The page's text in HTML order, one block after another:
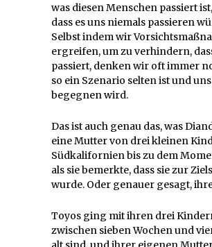
was diesen Menschen passiert
dass es uns niemals passieren
Selbst indem wir
ergreifen, um zu verhindern,
passiert, denken wir oft immer
so ein Szenario selten ist und
begegnen wird.
Das ist auch genau das, was
eine Mutter von drei kleinen
Südkalifornien bis zu dem
als sie bemerkte, dass sie zur
wurde. Oder genauer gesagt,
Toyos ging mit ihren drei
zwischen sieben Wochen und